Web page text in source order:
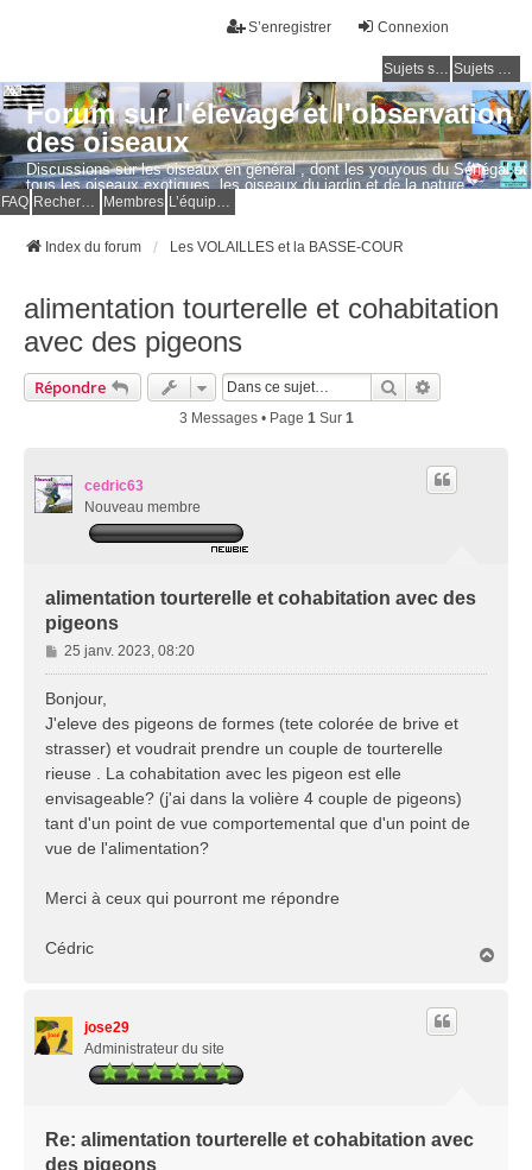
Connexion
S’enregistrer
Sujets sans réponse Sujets actifs
Forum sur l'élevage et l'observation
des oiseaux
Discussions sur les oiseaux en général , dont les youyous du Sénégal et
tous les oiseaux exotiques, les oiseaux du jardin et de la nature.
Questions, photos, expériences.
FAQ Membres
Index du forum Les VOLAILLES et la BASSE-COUR
alimentation tourterelle et cohabitation
avec des pigeons
Répondre Rechercher
3 Messages • Page 1 Sur 1
cedric63
Nouveau membre
alimentation tourterelle et cohabitation avec des
pigeons
M
e
s
g
e
25 janv. 2023, 08:20
Bonjour,
J'eleve des pigeons de formes (tete colorée de brive et
strasser) et voudrait prendre un couple de tourterelle
rieuse . La cohabitation avec les pigeon est elle
envisageable? (j'ai dans la volière 4 couple de pigeons)
tant d'un point de vue comportemental que d'un point de
vue de l'alimentation?
Merci à ceux qui pourront me répondre
Cédric
jose29
Administrateur du site
Re: alimentation tourterelle et cohabitation avec
des pigeons